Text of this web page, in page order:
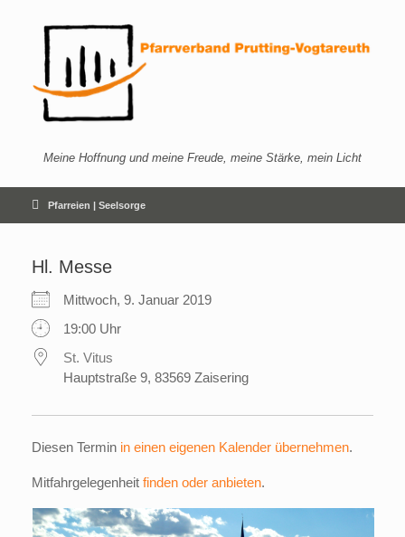
Meine Hoffnung und meine Freude, meine Stärke, mein Licht
Pfarreien | Seelsorge
Hl. Messe
Mittwoch, 9. Januar 2019
19:00 Uhr
St. Vitus
Hauptstraße 9, 83569 Zaisering
Diesen Termin in einen eigenen Kalender übernehmen.
Mitfahrgelegenheit finden oder anbieten.